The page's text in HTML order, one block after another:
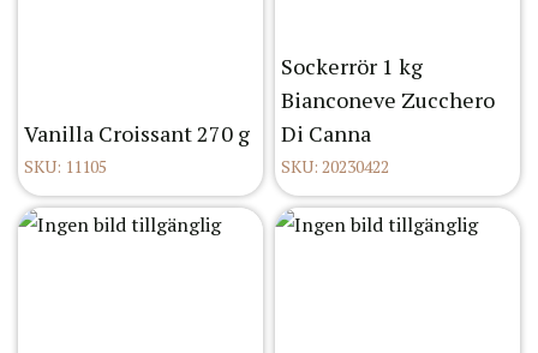
Vanilla Croissant 270 g
SKU: 11105
Sockerrör 1 kg
Bianconeve Zucchero
Di Canna
SKU: 20230422